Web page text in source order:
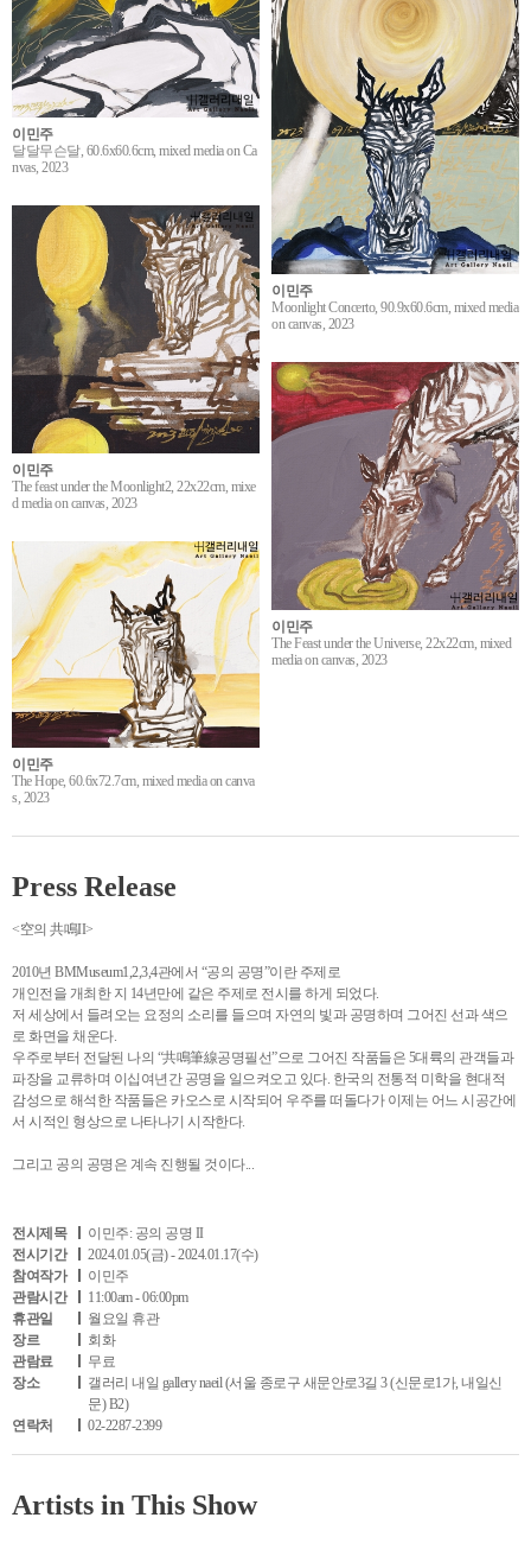
이민주
달달무슨달, 60.6x60.6cm, mixed media on Ca
nvas, 2023
이민주
Moonlight Concerto, 90.9x60.6cm, mixed media
on canvas, 2023
이민주
The feast under the Moonlight2, 22x22cm, mixe
d media on canvas, 2023
이민주
The Feast under the Universe, 22x22cm, mixed
media on canvas, 2023
이민주
The Hope, 60.6x72.7cm, mixed media on canva
s, 2023
Press Release
<空의 共鳴II>
2010년 BMMuseum1,2,3,4관에서 “공의 공명”이란 주제로
개인전을 개최한 지 14년만에 같은 주제로 전시를 하게 되었다.
저 세상에서 들려오는 요정의 소리를 들으며 자연의 빛과 공명하며 그어진 선과 색으
로 화면을 채운다.
우주로부터 전달된 나의 “共鳴筆線공명필선”으로 그어진 작품들은 5대륙의 관객들과
파장을 교류하며 이십여년간 공명을 일으켜오고 있다. 한국의 전통적 미학을 현대적
감성으로 해석한 작품들은 카오스로 시작되어 우주를 떠돌다가 이제는 어느 시공간에
서 시적인 형상으로 나타나기 시작한다.
그리고 공의 공명은 계속 진행될 것이다...
전시제목
이민주: 공의 공명 II
전시기간
2024.01.05(금) - 2024.01.17(수)
참여작가
이민주
관람시간
11:00am - 06:00pm
휴관일
월요일 휴관
장르
회화
관람료
무료
장소
갤러리 내일 gallery naeil (서울 종로구 새문안로3길 3 (신문로1가, 내일신
문) B2)
연락처
02-2287-2399
Artists in This Show